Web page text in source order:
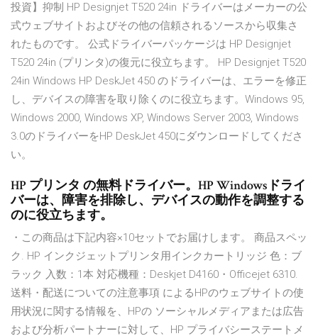
投資】抑制 HP Designjet T520 24in ドライバーはメーカーの公
式ウェブサイトおよびその他の信頼されるソースから収集さ
れたものです。 公式ドライバーパッケージは HP Designjet
T520 24in (プリンタ)の復元に役立ちます。 HP Designjet T520
24in Windows HP DeskJet 450 のドライバーは、エラーを修正
し、デバイスの障害を取り除くのに役立ちます。Windows 95,
Windows 2000, Windows XP, Windows Server 2003, Windows
3.0のドライバーをHP DeskJet 450にダウンロードしてくださ
い。
HP プリンタ の無料ドライバー。HP Windowsドライ
バーは、障害を排除し、デバイスの動作を調整する
のに役立ちます。
・この商品は下記内容×10セットでお届けします。 商品スペッ
ク. HP インクジェットプリンタ用インクカートリッジ 色：ブ
ラック 入数：1本 対応機種：Deskjet D4160・Officejet 6310.
送料・配送についての注意事項 によるHPのウェブサイトの使
用状況に関する情報を、HPの ソーシャルメディアまたは広告
および分析パートナーに対して、HP プライバシーステートメ